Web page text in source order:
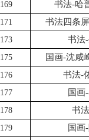
169 书法-哈
171 书法四条
173 书法
175 国画-沈咸
176 书法-
177 国画
178 书
179 国画